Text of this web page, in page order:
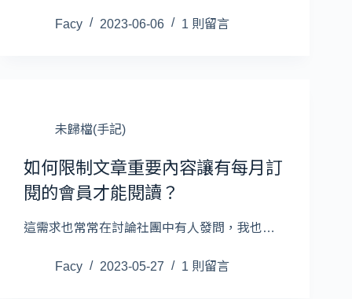
Facy 2023-06-06 1 則留言
未歸檔(手記)
如何限制文章重要內容讓有每月訂
閱的會員才能閱讀？
這需求也常常在討論社團中有人發問，我也…
Facy 2023-05-27 1 則留言